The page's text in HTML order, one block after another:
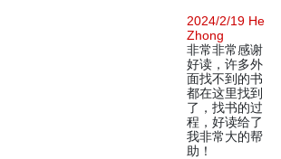
2024/2/19 He
Zhong
非常非常感谢
好读，许多外
面找不到的书
都在这里找到
了，找书的过
程，好读给了
我非常大的帮
助！